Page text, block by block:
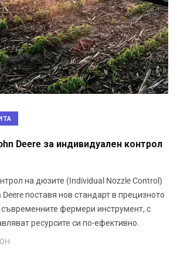
Deere за индивидуален контрол
на дюзите (Individual Nozzle Control)
поставя нов стандарт в прецизното
фермери инструмент, с
ресурсите си по-ефективно.